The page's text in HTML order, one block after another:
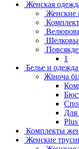
Женская
Женские
1
Белье и
Жіноча
Для
Plus
Комплекты
Женские